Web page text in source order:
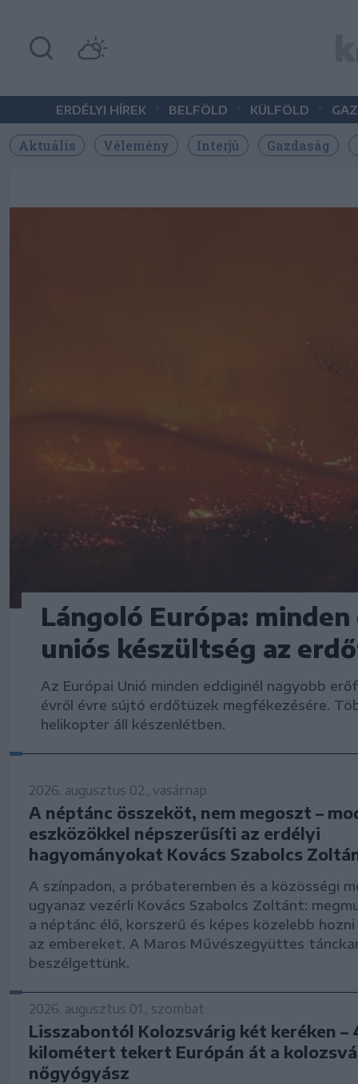
ERDÉLYI HÍREK BELFÖLD KÜLFÖLD
Aktuális Vélemény Interjú Gazdaság
Lángoló Európa:
uniós készültség az
Az Európai Unió minden eddiginél nagyobb
évről évre sújtó erdőtüzek megfékezésére.
helikopter áll készenlétben.
2026. augusztus 02., vasárnap
A néptánc összeköt, nem megoszt –
eszközökkel népszerűsíti az erdélyi
hagyományokat Kovács Szabolcs
A színpadon, a próbateremben és a közösségi
ugyanaz vezérli Kovács Szabolcs Zoltánt:
a néptánc élő, korszerű és képes közelebb
az embereket. A Maros Művészegyüttes
beszélgettünk.
2026. augusztus 01., szombat
Lisszabontól Kolozsvárig két keréken –
kilométert tekert Európán át a
nőgyógyász